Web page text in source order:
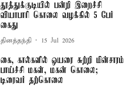
தூத்துக்குடியில் பன்றி இறைச்சி
வியாபாரி கொலை வழக்கில் 5 பேர்
கைது
தினத்தந்தி 15 Jul 2026
கை, கால்களில் ஒயரை சுற்றி மின்சாரம்
பாய்ச்சி மகள், மகன் கொலை;
டிரைவர் தற்கொலை